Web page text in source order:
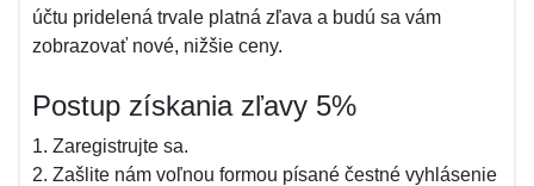
účtu pridelená trvale platná zľava a budú sa vám
zobrazovať nové, nižšie ceny.
Postup získania zľavy 5%
1. Zaregistrujte sa.
2. Zašlite nám voľnou formou písané čestné vyhlásenie